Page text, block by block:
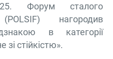
Форум сталого
(POLSIF) нагородив
в категорії
зі стійкістю».